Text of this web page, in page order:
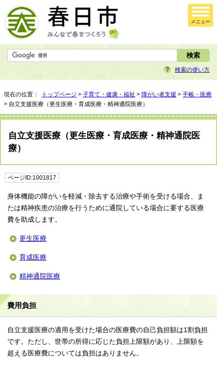
メニュー
検索の使い方
現在の位置： トップページ > 子育て・健康・福祉 > 障がい者支援 > 手帳・医療
> 自立支援医療（更生医療・育成医療・精神通院医療）
自立支援医療（更生医療・育成医療・精神通院医
療）
ページID:1001817
身体機能の障がいを軽減・除去する治療や手術を受ける場合、ま
たは精神疾患の治療を行うために通院している場合に要する医療
費を助成します。
更生医療
育成医療
精神通院医療
費用負担
自立支援医療の適用を受けた場合の医療費の自己負担額は1割負担
です。ただし、世帯の所得に応じた負担上限額があり、上限額を
超える医療費については負担はありません。